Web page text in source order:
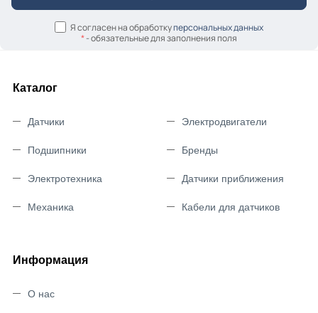
Я согласен на обработкуперсональных данных
*- обязательные для заполнения поля
Каталог
Датчики
Подшипники
Электротехника
Механика
Электродвигатели
Бренды
Датчики приближения
Кабели для датчиков
Информация
О нас